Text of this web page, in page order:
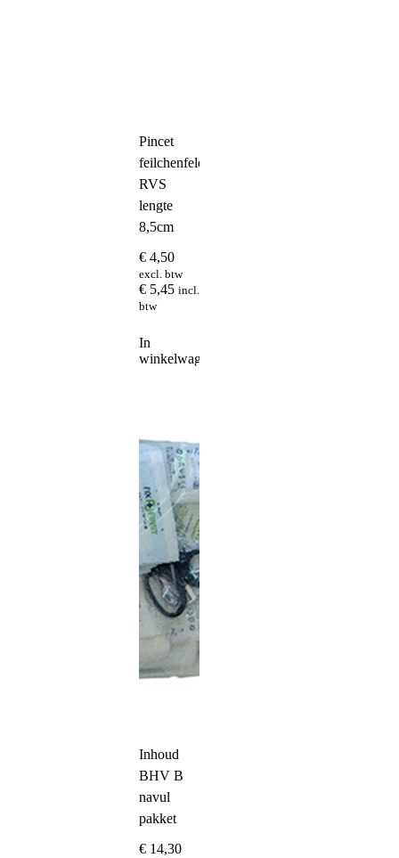
Pincet
feilchenfeld
RVS
lengte
8,5cm
€ 4,50
excl. btw
€ 5,45 incl.
btw
In
winkelwagen
Inhoud
BHV B
navul
pakket
€ 14,30